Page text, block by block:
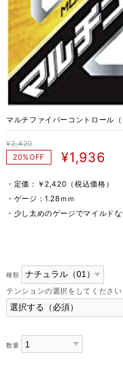
マルチファイバーコントロール
¥2,420
20%OFF
¥1,936
・定価：￥2,420（税込価格）
・ゲージ：1.28ｍｍ
・少し太めのゲージでマイルド
種類
テンションの選択をしてくださ
数量